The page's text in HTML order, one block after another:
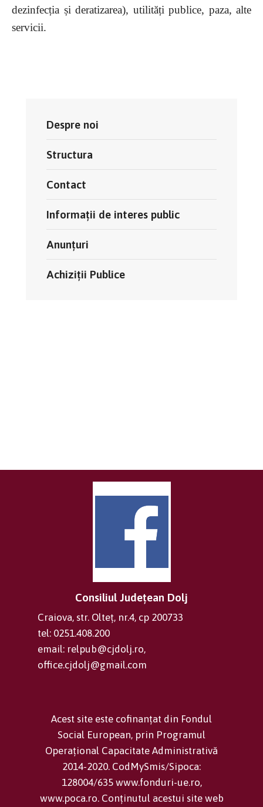
dezinfecția și deratizarea), utilități publice, paza, alte
servicii.
Despre noi
Structura
Contact
Informații de interes public
Anunțuri
Achiziții Publice
Consiliul Județean Dolj
Craiova, str. Olteț, nr.4, cp 200733
tel: 0251.408.200
email: relpub@cjdolj.ro,
office.cjdolj@gmail.com
Acest site este cofinanțat din Fondul
Social European, prin Programul
Operațional Capacitate Administrativă
2014-2020. CodMySmis/Sipoca:
128004/635 www.fonduri-ue.ro,
www.poca.ro. Conținutul acestui site web